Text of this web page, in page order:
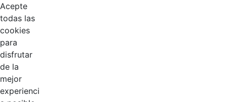
Acepte
todas las
cookies
para
disfrutar
de la
mejor
experienci